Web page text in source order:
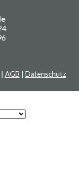
AGB | Datenschutz